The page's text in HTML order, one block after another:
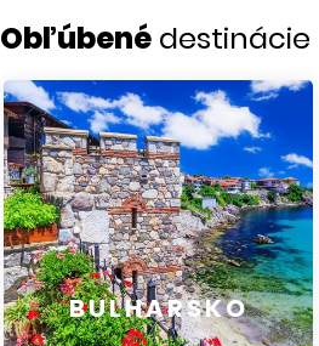
Obľúbené destinácie
BULHARSKO